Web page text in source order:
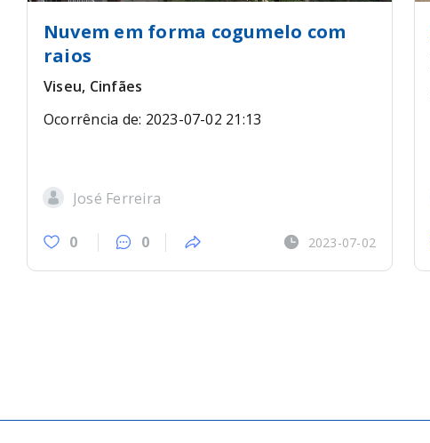
Nuvem em forma cogumelo com
raios
Viseu, Cinfães
Ocorrência de: 2023-07-02 21:13
José Ferreira
0 0 2023-07-02